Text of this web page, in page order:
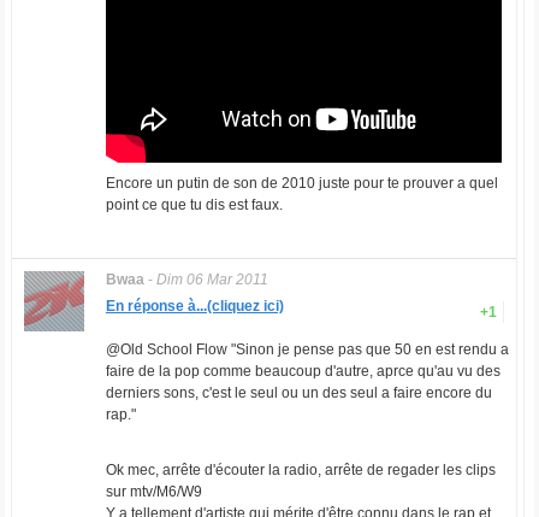
Encore un putin de son de 2010 juste pour te prouver a quel
point ce que tu dis est faux.
Bwaa- Dim 06 Mar 2011
+1
En réponse à...(cliquez ici)
@Old School Flow "Sinon je pense pas que 50 en est rendu a
faire de la pop comme beaucoup d'autre, aprce qu'au vu des
derniers sons, c'est le seul ou un des seul a faire encore du
rap."
Ok mec, arrête d'écouter la radio, arrête de regader les clips
sur mtv/M6/W9
Y a tellement d'artiste qui mérite d'être connu dans le rap et